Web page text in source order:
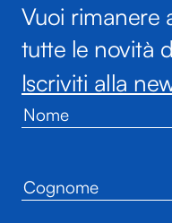
Vuoi rimanere
tutte le novità
Iscriviti alla